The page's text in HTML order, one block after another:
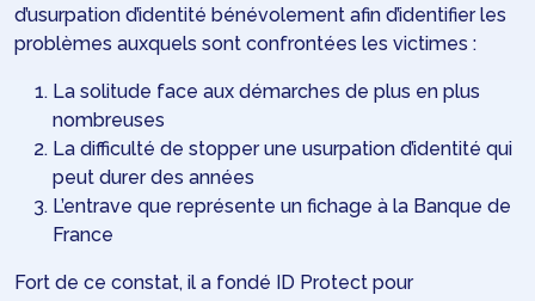
d’usurpation d’identité bénévolement afin d’identifier les
problèmes auxquels sont confrontées les victimes :
La solitude face aux démarches de plus en plus
nombreuses
La difficulté de stopper une usurpation d’identité qui
peut durer des années
L’entrave que représente un fichage à la Banque de
France
Fort de ce constat, il a fondé ID Protect pour